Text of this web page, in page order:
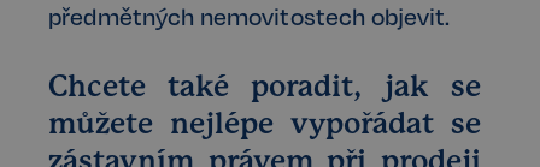
předmětných nemovitostech objevit.
Chcete také poradit, jak se
můžete nejlépe vypořádat se